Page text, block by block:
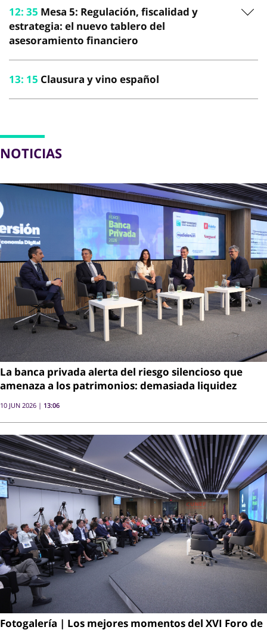
12: 35 Mesa 5: Regulación, fiscalidad y
estrategia: el nuevo tablero del
asesoramiento financiero
13: 15 Clausura y vino español
NOTICIAS
La banca privada alerta del riesgo silencioso que
amenaza a los patrimonios: demasiada liquidez
10 JUN 2026 | 13:06
Fotogalería | Los mejores momentos del XVI Foro de